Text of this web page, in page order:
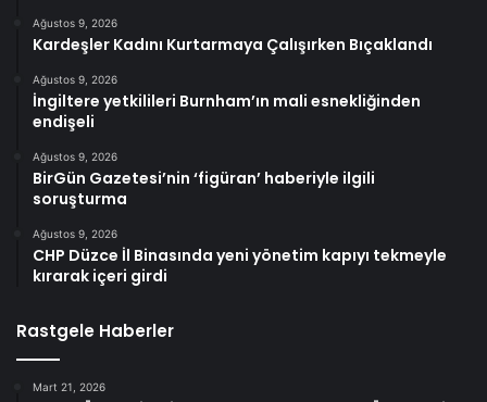
Ağustos 9, 2026
Kardeşler Kadını Kurtarmaya Çalışırken Bıçaklandı
Ağustos 9, 2026
İngiltere yetkilileri Burnham’ın mali esnekliğinden
endişeli
Ağustos 9, 2026
BirGün Gazetesi’nin ‘figüran’ haberiyle ilgili
soruşturma
Ağustos 9, 2026
CHP Düzce İl Binasında yeni yönetim kapıyı tekmeyle
kırarak içeri girdi
Rastgele Haberler
Mart 21, 2026